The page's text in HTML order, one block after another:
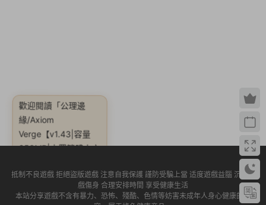
抵制不良遊戲 拒絕盜版遊戲 注意自我保護 謹防受騙上當 适度遊戲益腦 沉迷遊
戲傷身 合理安排時間 享受健康生活
本站分享遊戲不含有暴力、恐怖、殘酷、色情等妨害未成年人身心健康的内
歡迎閱讀 「公理邊
緣/Axiom
Verge【v1.43|容量
658MB|内置繁體中文